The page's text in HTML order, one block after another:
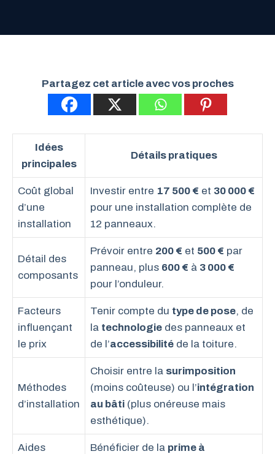
Partagez cet article avec vos proches
Idées
principales
Détails pratiques
Coût global
d’une
installation
Investir entre 17 500 € et 30 000 €
pour une installation complète de
12 panneaux.
Détail des
composants
Prévoir entre 200 € et 500 € par
panneau, plus 600 € à 3 000 €
pour l’onduleur.
Facteurs
influençant
le prix
Tenir compte du type de pose, de
la technologie des panneaux et
de l’accessibilité de la toiture.
Méthodes
d’installation
Choisir entre la surimposition
(moins coûteuse) ou l’intégration
au bâti (plus onéreuse mais
esthétique).
Aides
Bénéficier de la prime à